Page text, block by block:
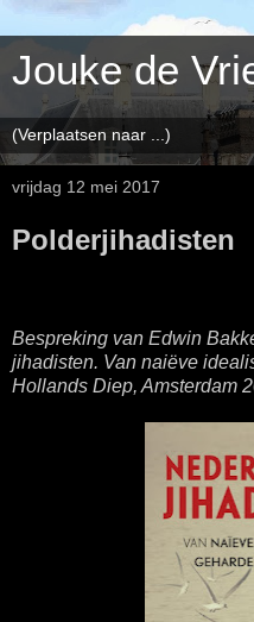
Jouke de
vrijdag 12 mei 2017
Polderjihadisten
Bespreking van Edwin
jihadisten. Van naiëve
Hollands Diep, Amsterdam